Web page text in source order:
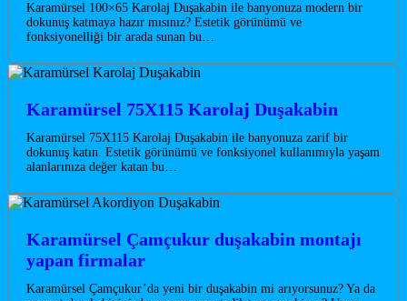
Karamürsel 100×65 Karolaj Duşakabin ile banyonuza modern bir
dokunuş katmaya hazır mısınız? Estetik görünümü ve
fonksiyonelliği bir arada sunan bu…
Karamürsel 75X115 Karolaj Duşakabin
Karamürsel 75X115 Karolaj Duşakabin ile banyonuza zarif bir
dokunuş katın. Estetik görünümü ve fonksiyonel kullanımıyla yaşam
alanlarınıza değer katan bu…
Karamürsel Çamçukur duşakabin montajı
yapan firmalar
Karamürsel Çamçukur’da yeni bir duşakabin mi arıyorsunuz? Ya da